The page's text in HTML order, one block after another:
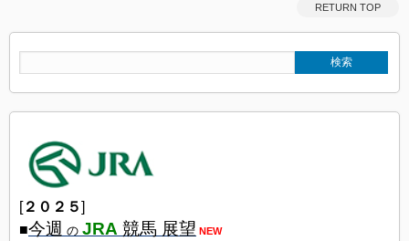
RETURN TOP
[２０２５]
■今週 の JRA 競馬 展望 NEW